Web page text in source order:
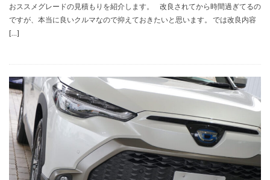
おススメグレードの見積もりを紹介します。 改良されてから時間過ぎてるの
ですが、本当に良いクルマなので抑えておきたいと思います。 では改良内容
[…]